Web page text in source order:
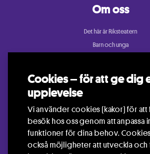
Cookies – för att ge dig
upplevelse
Vi använder cookies (kakor) för
besök hos oss genom att anpassa
funktioner för dina behov.
också möjligheter att utveckla
Om oss
Det här är Riksteatern
Barn och unga
Konsert och festival
Samtida cirkus
Teater